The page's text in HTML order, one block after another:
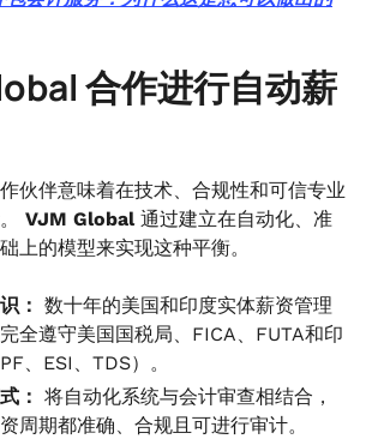
合作进行自动薪
伙伴意味着在技术、合规性和可信专业
VJM Global通过建立在自动化、准
上的模型来实现这种平衡。
： 数十年的美国和印度实体薪资管理
全遵守美国国税局、FICA、FUTA和印
、ESI、TDS）。
： 将自动化系统与会计审查相结合，
周期都准确、合规且可进行审计。